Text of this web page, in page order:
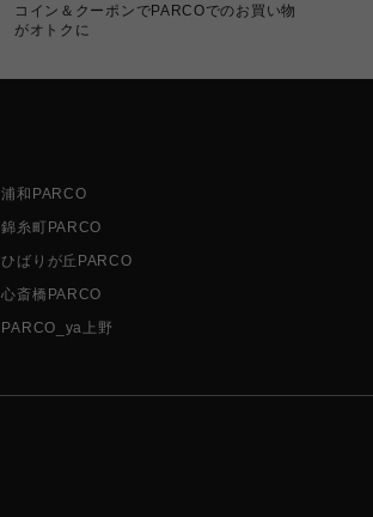
コイン＆クーポンでPARCOでのお買い物
がオトクに
浦和PARCO
錦糸町PARCO
ひばりが丘PARCO
心斎橋PARCO
PARCO_ya上野